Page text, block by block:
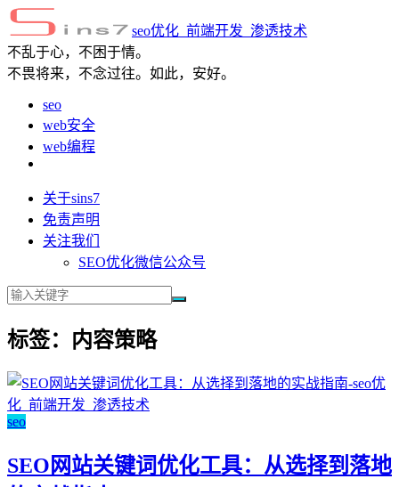
seo优化_前端开发_渗透技术
不乱于心，不困于情。
不畏将来，不念过往。如此，安好。
seo
web安全
web编程
关于sins7
免责声明
关注我们
SEO优化微信公众号
标签：内容策略
seo
SEO网站关键词优化工具：从选择到落地